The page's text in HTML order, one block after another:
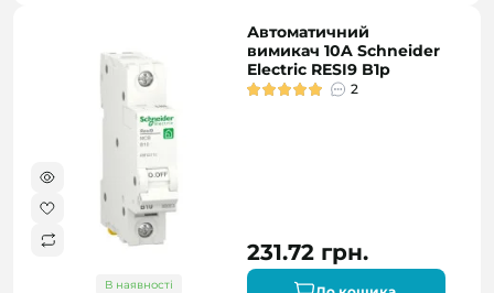
В наявності
Автоматичний
вимикач 10A Schneider
Electric RESI9 B1р
2
231.72 грн.